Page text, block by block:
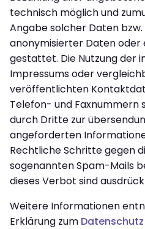
technisch möglich und
Angabe solcher Daten
anonymisierter Daten oder
gestattet. Die Nutzung der
Impressums oder
veröffentlichten
Telefon- und Faxnummern
durch Dritte zur
angeforderten
Rechtliche Schritte gegen
sogenannten Spam-Mails
dieses Verbot sind
Weitere Informationen
Erklärung zum Datenschutz